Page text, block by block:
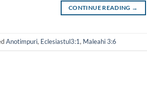
CONTINUE READING →
Anotimpuri, Eclesiastul3:1, Maleahi 3:6